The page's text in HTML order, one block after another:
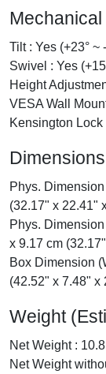
Tilt : Yes (+23° ~
Swivel : Yes
Height
VESA Wall
Kensington Lock
Phys.
(32.17" x 22.41"
Phys.
x 9.17 cm
Box Dimension
(42.52" x 7.48" x
Weight
Net Weight :
Net Weight